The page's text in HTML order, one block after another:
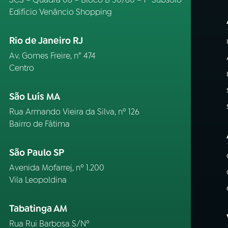
Edifício Venâncio Shopping
Rio de Janeiro RJ
Av. Gomes Freire, n° 474
Centro
São Luís MA
Rua Armando Vieira da Silva, nº 126
Bairro de Fátima
São Paulo SP
Avenida Mofarrej, nº 1.200
Vila Leopoldina
Tabatinga AM
Rua Rui Barbosa S/Nº